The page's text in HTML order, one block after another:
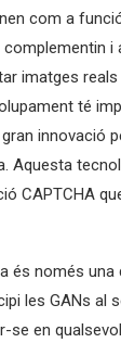
com a
i
imatges
té
gran innovació
Aquesta
CAPTCHA
és només una
les GANs al
se en